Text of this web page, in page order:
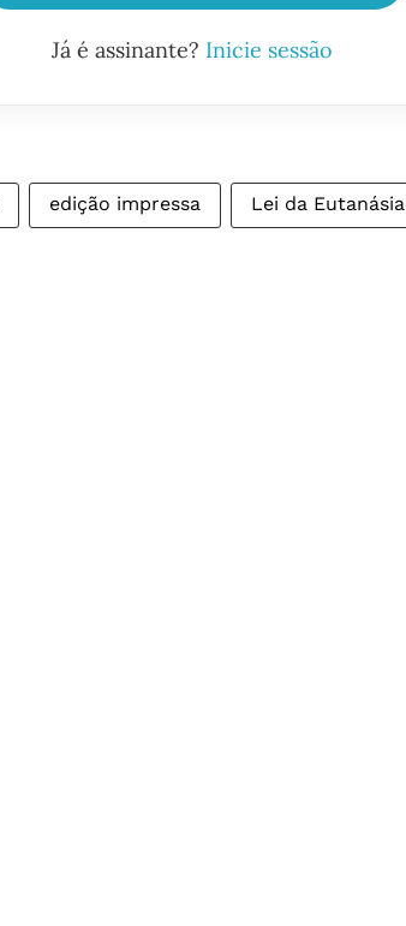
Já é assinante? Inicie sessão
edição impressa Lei da Eutanásia